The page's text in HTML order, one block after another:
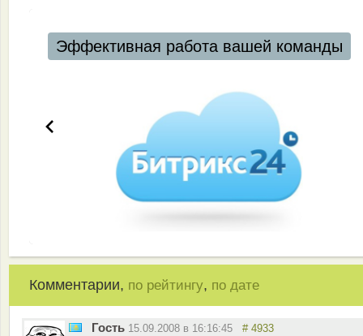
Эффективная работа вашей команды
Комментарии, по рейтингу, по дате
Гость 15.09.2008 в 16:16:45 # 4933